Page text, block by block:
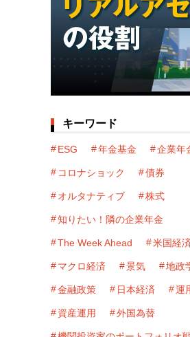
キーワード
ESG 年金基金 企業年
コロナショック 債券
オルタナティブ 株式
知りたい！隣の企業年金
The Week Ahead 米国経
マクロ経済 景気 地政
金融政策 日本経済 運
資産運用 外国為替